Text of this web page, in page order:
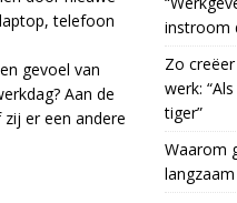
telefoon
gevoel van
Aan de
er een andere
l
e
a
v
e
t
h
i
instroom
Zo
werk:
tiger”
Waarom